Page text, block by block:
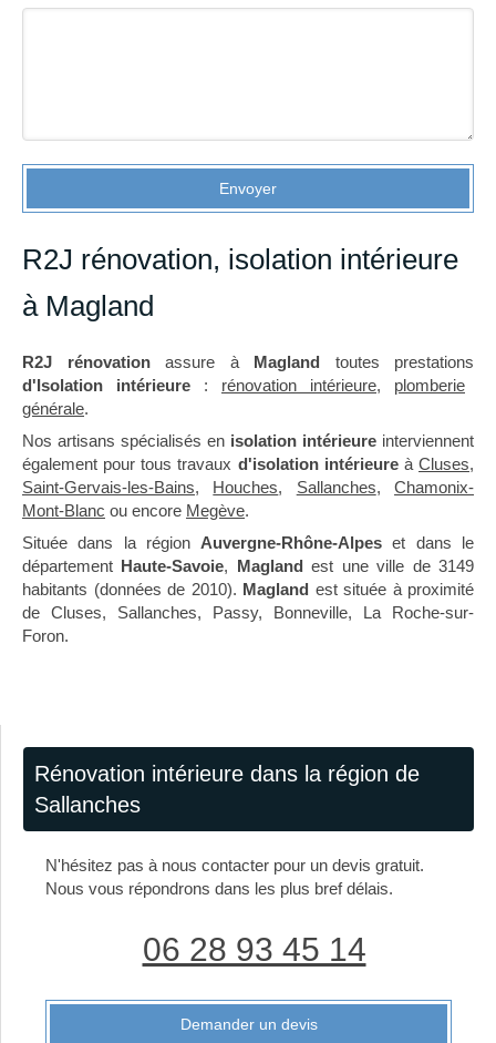
Envoyer
R2J rénovation, isolation intérieure
à Magland
R2J rénovationassure à Magland toutes prestations
d'Isolation intérieure : rénovation intérieure, plomberie
générale.
Nos artisans spécialisés en isolation intérieure interviennent
également pour tous travaux d'isolation intérieureàCluses,
Saint-Gervais-les-Bains, Houches, Sallanches,Chamonix-
Mont-Blanc ou encore Megève.
Située dans la région Auvergne-Rhône-Alpes et dans le
département Haute-Savoie, Magland est une ville de 3149
habitants (données de 2010). Magland est située à proximité
de Cluses, Sallanches, Passy, Bonneville, La Roche-sur-
Foron.
Rénovation intérieure dans la région de
Sallanches
N'hésitez pas à nous contacter pour un devis gratuit.
Nous vous répondrons dans les plus bref délais.
06 28 93 45 14
Demander un devis